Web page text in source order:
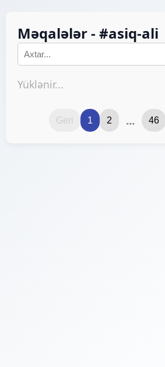
Məqalələr - #asiq-ali
Yüklənir...
Geri 1 2 ... 46